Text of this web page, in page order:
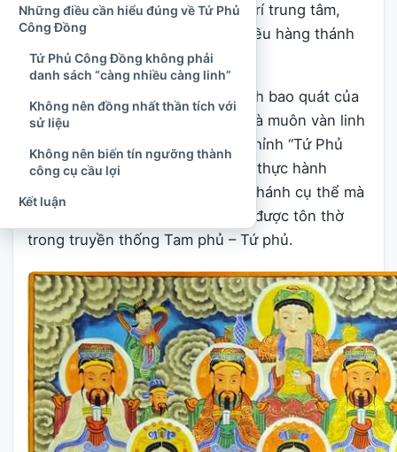
thống ấy, các Thánh Mẫu giữ vị trí trung tâm,
bên dưới hoặc phối thờ cùng nhiều hàng thánh
khác.
“Tứ Phủ Vạn Linh” nhấn mạnh tính bao quát của
hệ thống: “vạn linh” có thể hiểu là muôn vàn linh
thần thuộc bốn phủ. Vì vậy, khi thỉnh “Tứ Phủ
Công Đồng” trong nghi lễ, người thực hành
không chỉ hướng đến một vài vị thánh cụ thể mà
kính cáo cả cộng đồng thần linh được tôn thờ
trong truyền thống Tam phủ – Tứ phủ.
Những điều cần hiểu đúng về Tứ Phủ
Công Đồng
Tứ Phủ Công Đồng không phải
danh sách “càng nhiều càng linh”
Không nên đồng nhất thần tích với
sử liệu
Không nên biến tín ngưỡng thành
công cụ cầu lợi
Kết luận